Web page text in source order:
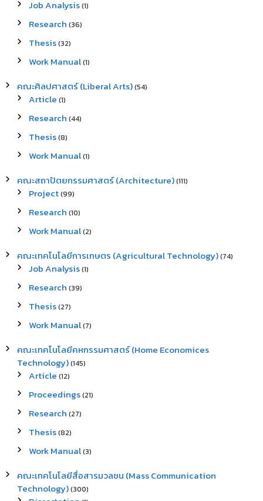
Job Analysis(1)
Research (36)
Thesis(32)
Work Manual(1)
คณะศิลปศาสตร์ (Liberal Arts)(54)
Article (1)
Research (44)
Thesis(8)
Work Manual(1)
คณะสถาปัตยกรรมศาสตร์ (Architecture)(111)
Project(99)
Research (10)
Work Manual(2)
คณะเทคโนโลยีการเกษตร (Agricultural Technology)(74)
Job Analysis(1)
Research (39)
Thesis(27)
Work Manual(7)
คณะเทคโนโลยีคหกรรมศาสตร์ (Home Economices
Technology)(145)
Article (12)
Proceedings(21)
Research (27)
Thesis(82)
Work Manual(3)
คณะเทคโนโลยีสื่อสารมวลชน (Mass Communication
Technology)(300)